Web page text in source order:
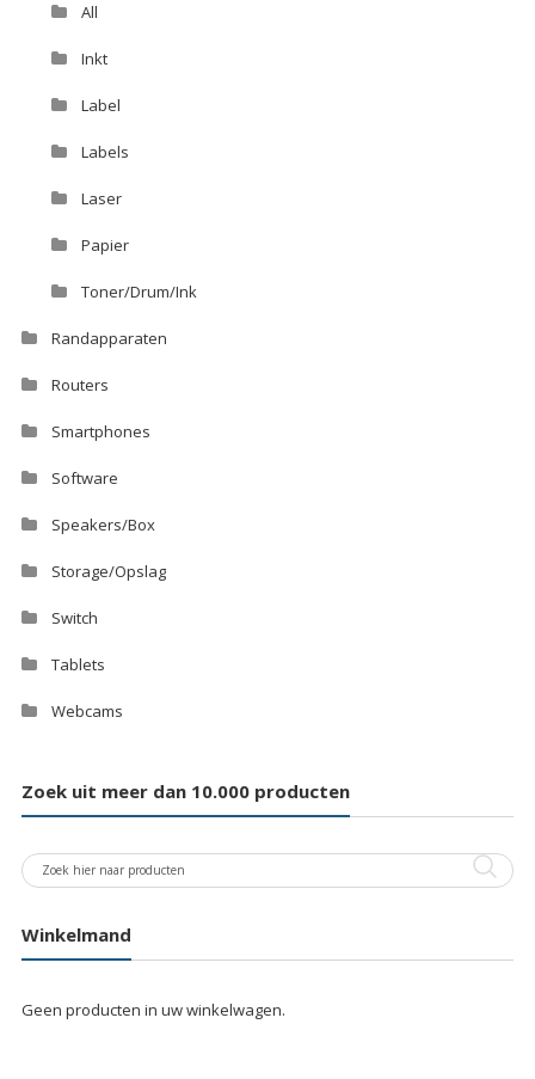
All
Inkt
Label
Labels
Laser
Papier
Toner/Drum/Ink
Randapparaten
Routers
Smartphones
Software
Speakers/Box
Storage/Opslag
Switch
Tablets
Webcams
Zoek uit meer dan 10.000 producten
Winkelmand
Geen producten in uw winkelwagen.